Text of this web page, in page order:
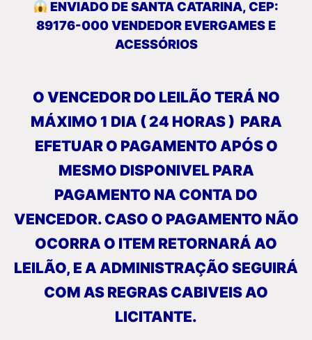
ENVIADO DE SANTA CATARINA, CEP:
89176-000 VENDEDOR EVERGAMES E
ACESSÓRIOS
O VENCEDOR DO LEILÃO TERÁ NO
MÁXIMO 1 DIA ( 24 HORAS ) PARA
EFETUAR O PAGAMENTO APÓS O
MESMO DISPONIVEL PARA
PAGAMENTO NA CONTA DO
VENCEDOR. CASO O PAGAMENTO NÃO
OCORRA O ITEM RETORNARÁ AO
LEILÃO, E A ADMINISTRAÇÃO SEGUIRÁ
COM AS REGRAS CABIVEIS AO
LICITANTE.